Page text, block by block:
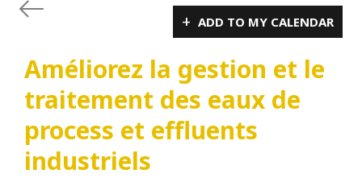
+ ADD TO MY CALENDAR
Améliorez la gestion et le
traitement des eaux de
process et effluents
industriels